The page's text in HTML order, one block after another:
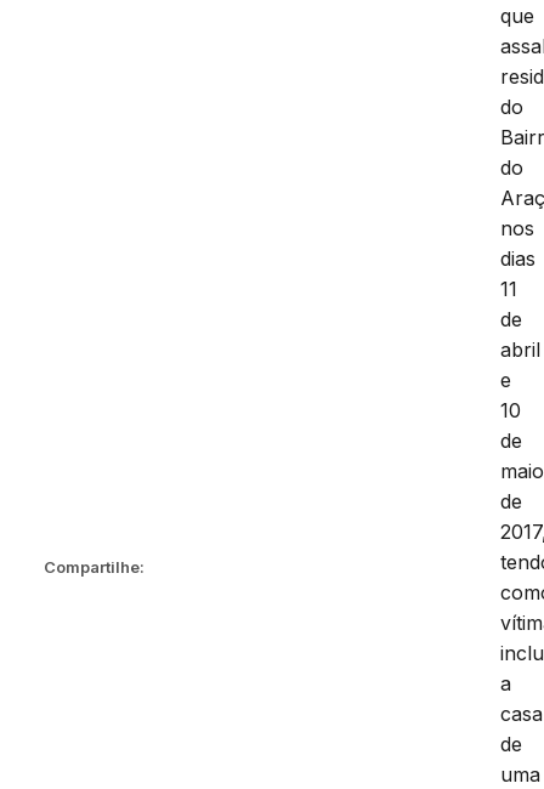
Compartilhe:
que
do
do
nos
dias
11
de
abril
e
10
de
maio
de
a
casa
de
uma